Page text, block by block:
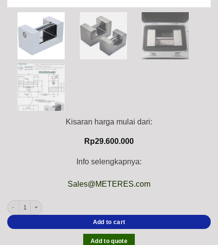
Kisaran harga mulai dari:
Rp29.600.000
Info selengkapnya:
Sales@METERES.com
INSIZE 8912 Series Steel Weight Block Standard (OIML R111-2004, Class F1-M1
Add to cart
Add to quote